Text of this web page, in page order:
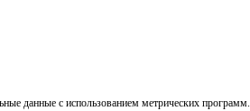
данные с использованием метрических программ.